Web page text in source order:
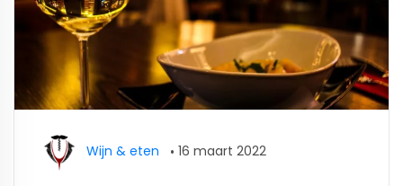
Wijn & eten • 16 maart 2022